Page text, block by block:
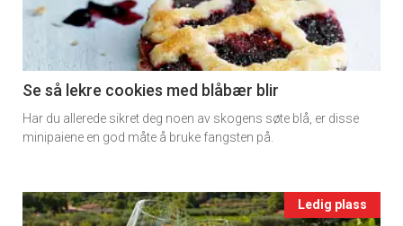
-
section
11
Ukens
Se så lekre cookies med blåbær blir
Har du allerede sikret deg noen av skogens søte blå, er disse
minipaiene en god måte å bruke fangsten på.
Events
Ledig plass